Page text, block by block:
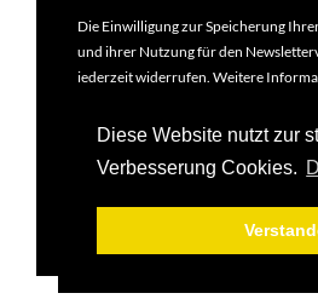
Diese Website nutzt zur
Verbesserung Cookies.
Die Einwilligung zur Speicherung
und ihrer Nutzung für den
jederzeit widerrufen. Weitere
Datenschutzbestimmungen